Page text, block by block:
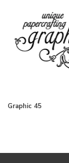
Graphic 45